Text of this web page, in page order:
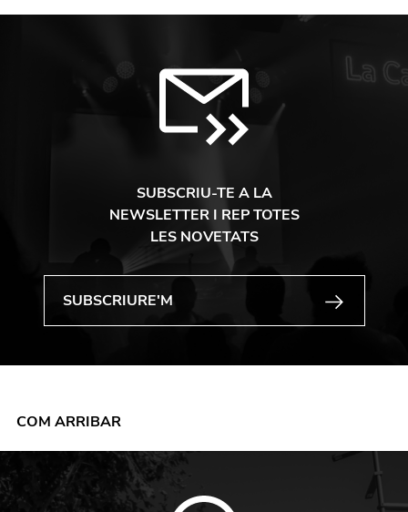
SUBSCRIU-TE A LA
NEWSLETTER I REP TOTES
LES NOVETATS
COM ARRIBAR